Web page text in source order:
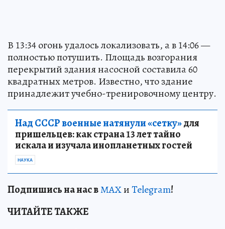
В 13:34 огонь удалось локализовать, а в 14:06 —
полностью потушить. Площадь возгорания
перекрытий здания насосной составила 60
квадратных метров. Известно, что здание
принадлежит учебно-тренировочному центру.
Над СССР военные натянули «сетку»для
пришельцев: как страна 13 лет тайно
искала и изучала инопланетных гостей
НАУКА
Подпишись на нас вМАХиTelegram!
ЧИТАЙТЕ ТАКЖЕ